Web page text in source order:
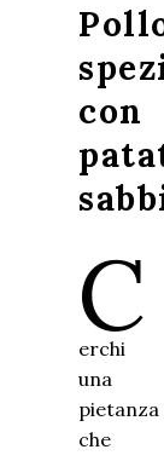
con
C
erchi
una
pietanza
che